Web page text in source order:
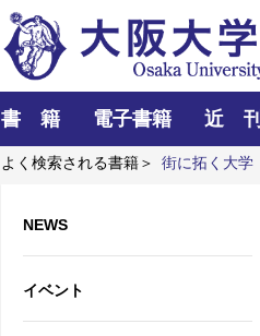
書 籍 電子書籍 近 刊
よく検索される書籍＞ 街に拓く大学
NEWS
イベント